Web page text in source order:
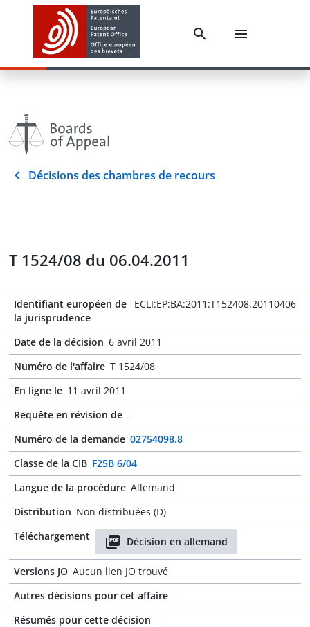
Décisions des chambres de recours
T 1524/08 du 06.04.2011
Identifiant européen de
la jurisprudence
ECLI:EP:BA:2011:T152408.20110406
Date de la décision 6 avril 2011
Numéro de l'affaire T 1524/08
En ligne le 11 avril 2011
Requête en révision de -
Numéro de la demande 02754098.8
Classe de la CIB F25B 6/04
Langue de la procédure Allemand
Distribution Non distribuées (D)
Téléchargement
Décision en allemand
Versions JO Aucun lien JO trouvé
Autres décisions pour cet affaire -
Résumés pour cette décision -